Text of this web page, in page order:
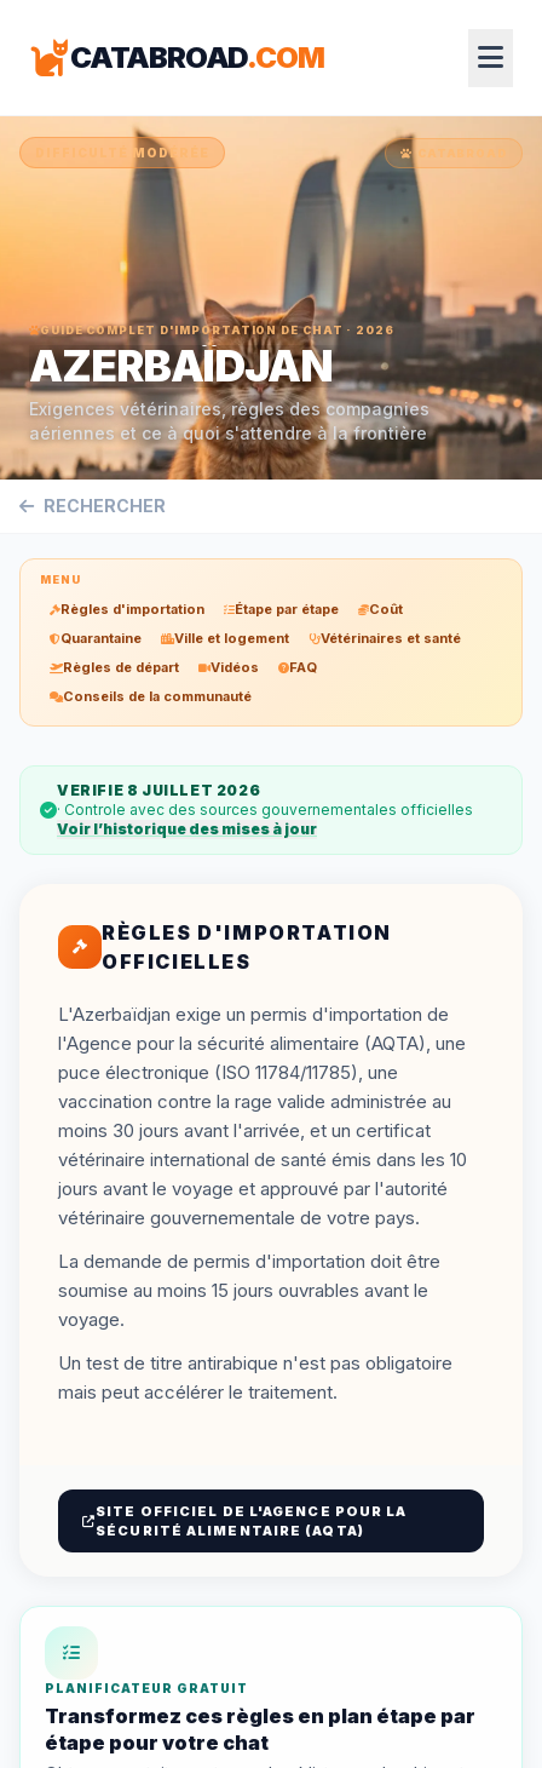
CATABROAD.COM
DIFFICULTÉ MODÉRÉE CATABROAD
GUIDE COMPLET D'IMPORTATION DE CHAT · 2026
AZERBAÏDJAN
Exigences vétérinaires, règles des compagnies
aériennes et ce à quoi s'attendre à la frontière
RECHERCHER
MENU
Règles d'importation Étape par étape
Coût
Quarantaine
Ville et logement
Vétérinaires et santé
Règles de départ
Vidéos
FAQ
Conseils de la communauté
VERIFIE 8 JUILLET 2026
· Controle avec des sources gouvernementales officielles
Voir l’historique des mises à jour
RÈGLES D'IMPORTATION
OFFICIELLES
L'Azerbaïdjan exige un permis d'importation de
l'Agence pour la sécurité alimentaire (AQTA), une
puce électronique (ISO 11784/11785), une
vaccination contre la rage valide administrée au
moins 30 jours avant l'arrivée, et un certificat
vétérinaire international de santé émis dans les 10
jours avant le voyage et approuvé par l'autorité
vétérinaire gouvernementale de votre pays.
La demande de permis d'importation doit être
soumise au moins 15 jours ouvrables avant le
voyage.
Un test de titre antirabique n'est pas obligatoire
mais peut accélérer le traitement.
SITE OFFICIEL DE L'AGENCE POUR LA
SÉCURITÉ ALIMENTAIRE (AQTA)
PLANIFICATEUR GRATUIT
Transformez ces règles en plan étape par
étape pour votre chat